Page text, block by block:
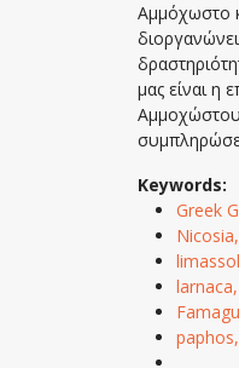
Αμμόχωστο
διοργανώνει
μας είναι η
Keywords:
Greek
Nicosia,
larnaca,
paphos,